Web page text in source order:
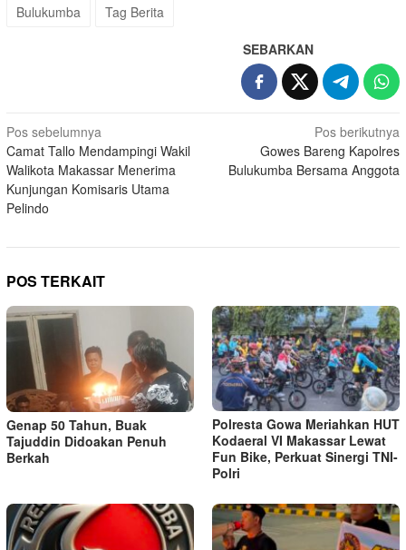
Bulukumba Tag Berita
SEBARKAN
Navigasi
pos
Pos sebelumnya
Camat Tallo Mendampingi Wakil
Walikota Makassar Menerima
Kunjungan Komisaris Utama
Pelindo
Pos berikutnya
Gowes Bareng Kapolres
Bulukumba Bersama Anggota
POS TERKAIT
Genap 50 Tahun, Buak
Tajuddin Didoakan Penuh
Berkah
Polresta Gowa Meriahkan HUT
Kodaeral VI Makassar Lewat
Fun Bike, Perkuat Sinergi TNI-
Polri